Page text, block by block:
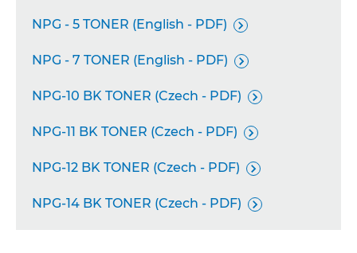
NPG - 5 TONER (English - PDF) 
NPG - 7 TONER (English - PDF) 
NPG-10 BK TONER (Czech - PDF) 
NPG-11 BK TONER (Czech - PDF) 
NPG-12 BK TONER (Czech - PDF) 
NPG-14 BK TONER (Czech - PDF) 